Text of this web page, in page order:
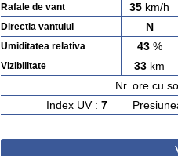
Rafale de vant 35 km/h
Directia vantului N
Umiditatea relativa 43%
Vizibilitate 33 km
Nr. ore cu
Index UV : 7 Presiunea